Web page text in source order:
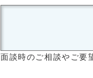
面談時のご相談やご要